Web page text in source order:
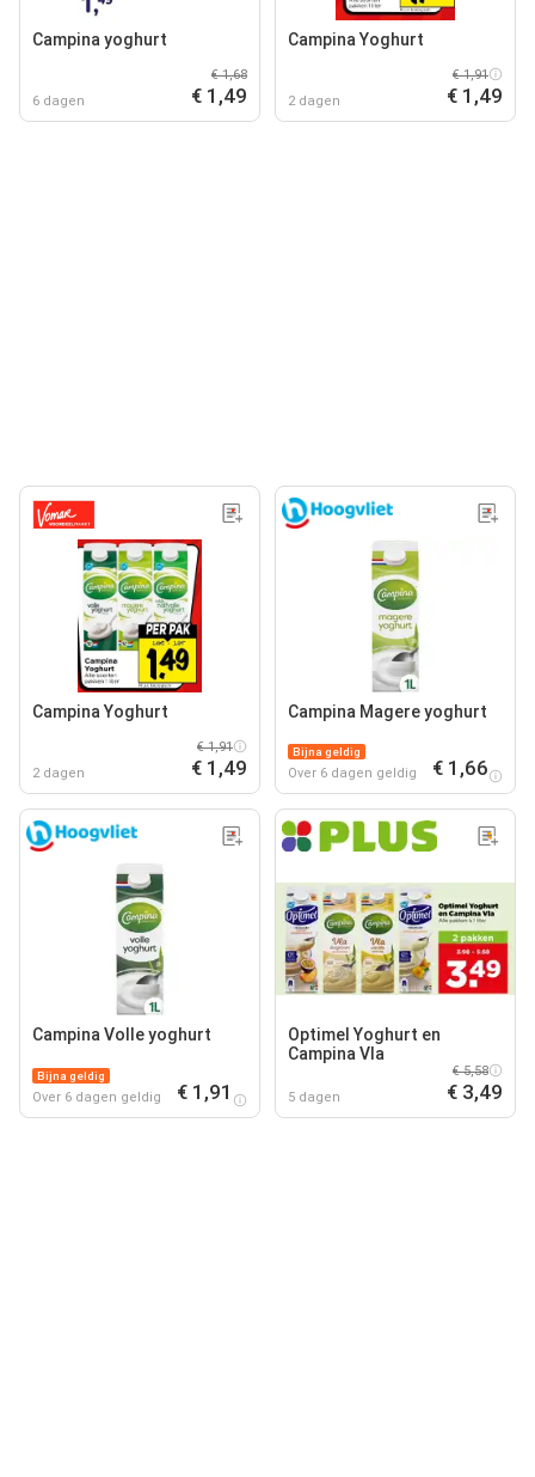
Campina yoghurt
6 dagen
€ 1,68
€ 1,49
Campina Yoghurt
2 dagen
€ 1,91
€ 1,49
Campina Yoghurt
2 dagen
€ 1,91
€ 1,49
Campina Magere yoghurt
Bijna geldig
Over 6 dagen geldig € 1,66
Campina Volle yoghurt
Bijna geldig
Over 6 dagen geldig € 1,91
Optimel Yoghurt en
Campina Vla
5 dagen
€ 5,58
€ 3,49